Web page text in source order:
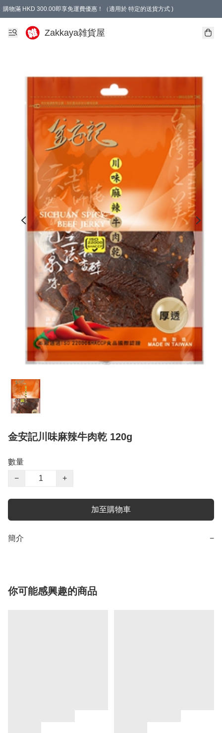
購物滿 HKD 300.00即享免運費優惠！（適用於 特定的送貨方式 )
Zakkaya雑貨屋
金安記川味麻辣牛肉乾 120g
數量
−
+
加至購物車
簡介 −
你可能感興趣的商品